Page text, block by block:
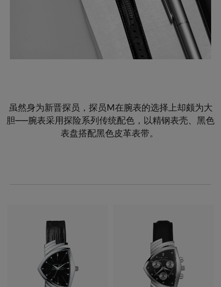
虽然身为新晋探员，探员M在腕表的选择上却颇为大
胆——腕表采用探险系列传统配色，以精钢表壳、黑色
表盘搭配黑色皮革表带。